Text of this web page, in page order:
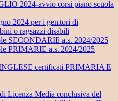
2024-avvio corsi piano scuola
2024 per i genitori di
o ragsazzi disabili
SECONDARIE a.s. 2024/2025
PRIMARIE a.s. 2024/2025
certificati PRIMARIA E
Licenza Media conclusiva del